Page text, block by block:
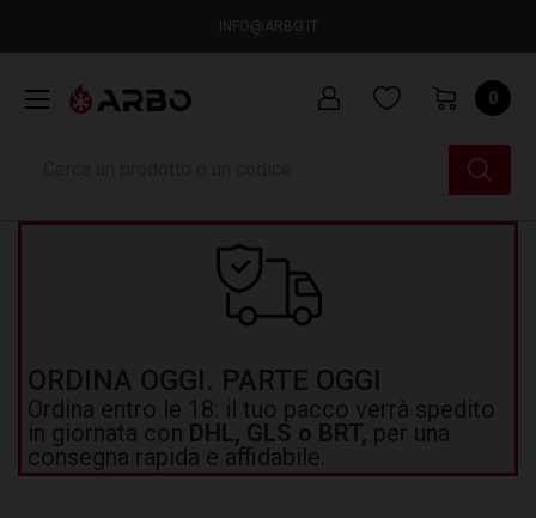
INFO@ARBO.IT
0
ORDINA OGGI. PARTE OGGI
Ordina entro le 18: il tuo pacco verrà spedito
in giornata con DHL, GLS o BRT, per una
consegna rapida e affidabile.